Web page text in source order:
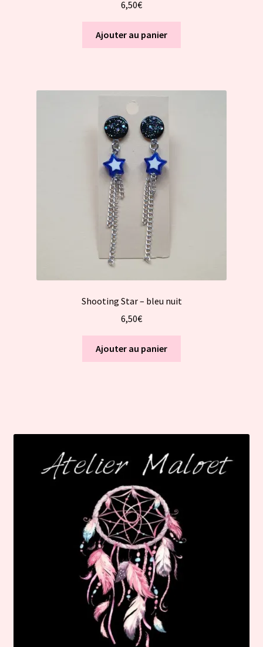
6,50€
Ajouter au panier
Shooting Star – bleu nuit
6,50€
Ajouter au panier